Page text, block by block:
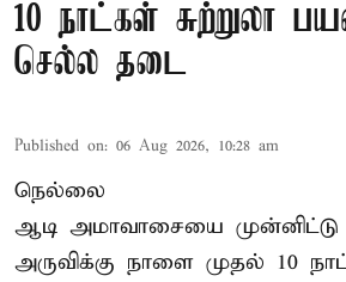
10 நாட்கள் சுற்றுலா
செல்ல தடை
Published on: 06 Aug 2026, 10:28 am
நெல்லை
ஆடி அமாவாசையை
அருவிக்கு நாளை முதல் 10